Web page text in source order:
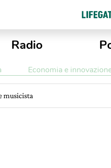
Radio
Economia e
musicista